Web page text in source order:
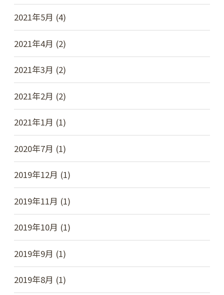
2021年5月 (4)
2021年4月 (2)
2021年3月 (2)
2021年2月 (2)
2021年1月 (1)
2020年7月 (1)
2019年12月 (1)
2019年11月 (1)
2019年10月 (1)
2019年9月 (1)
2019年8月 (1)